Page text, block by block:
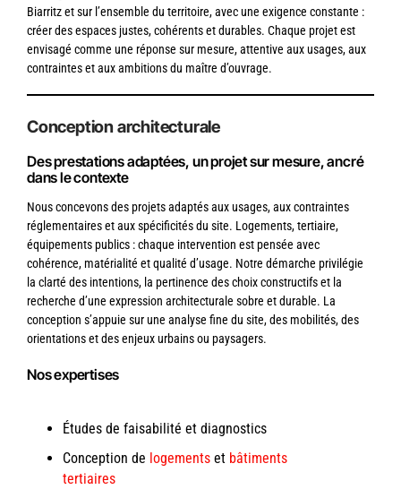
Biarritz et sur l’ensemble du territoire, avec une exigence constante :
créer des espaces justes, cohérents et durables. Chaque projet est
envisagé comme une réponse sur mesure, attentive aux usages, aux
contraintes et aux ambitions du maître d’ouvrage.
Conception architecturale
Des prestations adaptées, un projet sur mesure, ancré
dans le contexte
Nous concevons des projets adaptés aux usages, aux contraintes
réglementaires et aux spécificités du site. Logements, tertiaire,
équipements publics : chaque intervention est pensée avec
cohérence, matérialité et qualité d’usage. Notre démarche privilégie
la clarté des intentions, la pertinence des choix constructifs et la
recherche d’une expression architecturale sobre et durable. La
conception s’appuie sur une analyse fine du site, des mobilités, des
orientations et des enjeux urbains ou paysagers.
Nos expertises
Études de faisabilité et diagnostics
Conception de logements et bâtiments
tertiaires